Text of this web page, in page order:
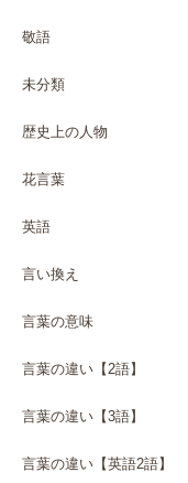
敬語
未分類
歴史上の人物
花言葉
英語
言い換え
言葉の意味
言葉の違い【2語】
言葉の違い【3語】
言葉の違い【英語2語】